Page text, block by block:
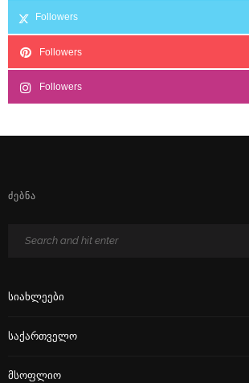
Followers
Followers
Followers
ᲫᲔᲑᲜᲐ
Სიახლეები
Საქართველო
Მსოფლიო